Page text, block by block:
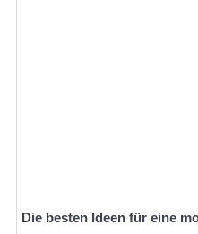
Die besten Ideen für eine